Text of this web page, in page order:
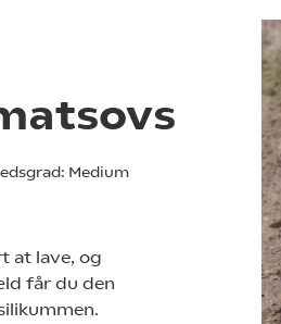
Medium
at lave, og
får du den